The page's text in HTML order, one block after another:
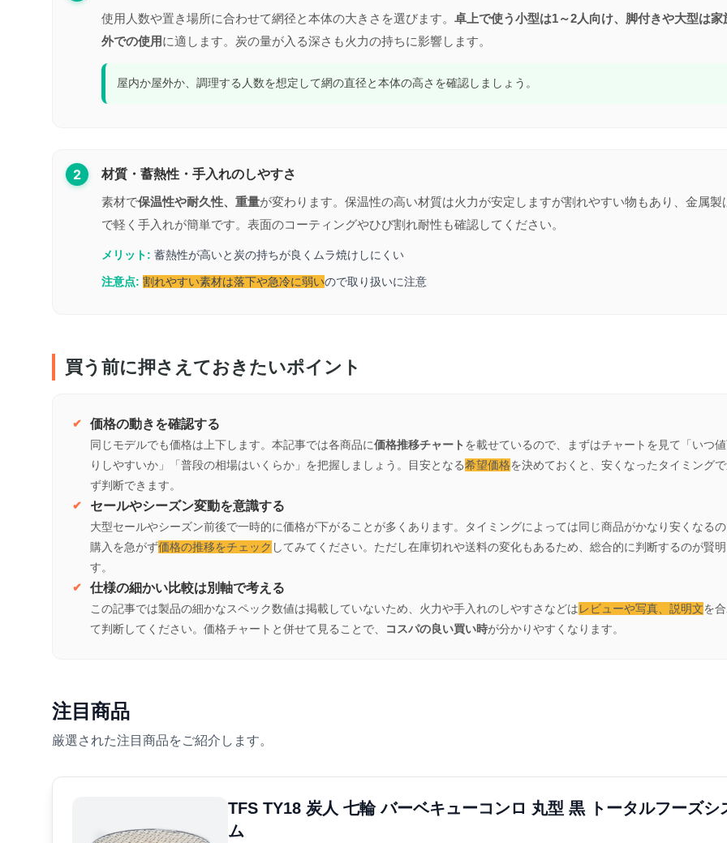
使用人数や置き場所に合わせて網径と本体の大きさを選びます。 卓上で使う小型は1～2人向け、脚付きや大型は家
外での使用に適します。炭の量が入る深さも火力の持ちに影響します。
屋内か屋外か、調理する人数を想定して網の直径と本体の高さを確認しましょう。
2 材質・蓄熱性・手入れのしやすさ
素材で保温性や耐久性、重量が変わります。保温性の高い材質は火力が安定しますが割れやすい物もあり、金属製
で軽く手入れが簡単です。表面のコーティングやひび割れ耐性も確認してください。
メリット: 蓄熱性が高いと炭の持ちが良くムラ焼けしにくい
注意点: 割れやすい素材は落下や急冷に弱いので取り扱いに注意
買う前に押さえておきたいポイント
価格の動きを確認する
同じモデルでも価格は上下します。本記事では各商品に価格推移チャート を載せているので、まずはチャートを見て「いつ
りしやすいか」「普段の相場はいくらか」を把握しましょう。目安となる希望価格を決めておくと、安くなったタイミング
ず判断できます。
セールやシーズン変動を意識する
大型セールやシーズン前後で一時的に価格が下がることが多くあります。タイミングによっては同じ商品がかなり安くなる
購入を急がず価格の推移をチェック してみてください。ただし在庫切れや送料の変化もあるため、総合的に判断するのが賢
す。
仕様の細かい比較は別軸で考える
この記事では製品の細かなスペック数値は掲載していないため、火力や手入れのしやすさなどはレビューや写真、説明文を
て判断してください。価格チャートと併せて見ることで、
コスパの良い買い時が分かりやすくなります。
注目商品
厳選された注目商品をご紹介します。
TFS TY18 炭人 七輪 バーベキューコンロ 丸型 黒 トータルフーズシ
ム